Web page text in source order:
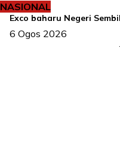
NASIONAL
Exco baharu Negeri
6 Ogos 2026